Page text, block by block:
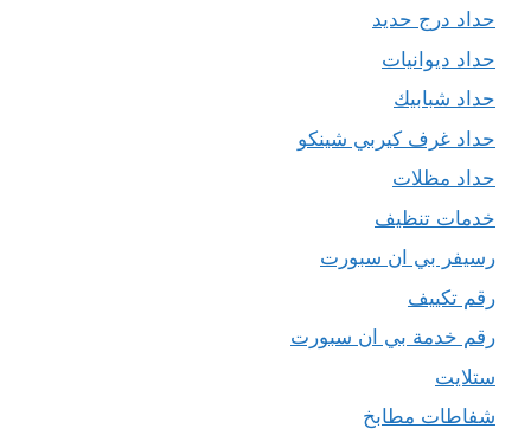
حداد درج حديد
حداد ديوانيات
حداد شبابيك
حداد غرف كيربي شينكو
حداد مظلات
خدمات تنظيف
رسيفر بي ان سبورت
رقم تكييف
رقم خدمة بي ان سبورت
ستلايت
شفاطات مطابخ